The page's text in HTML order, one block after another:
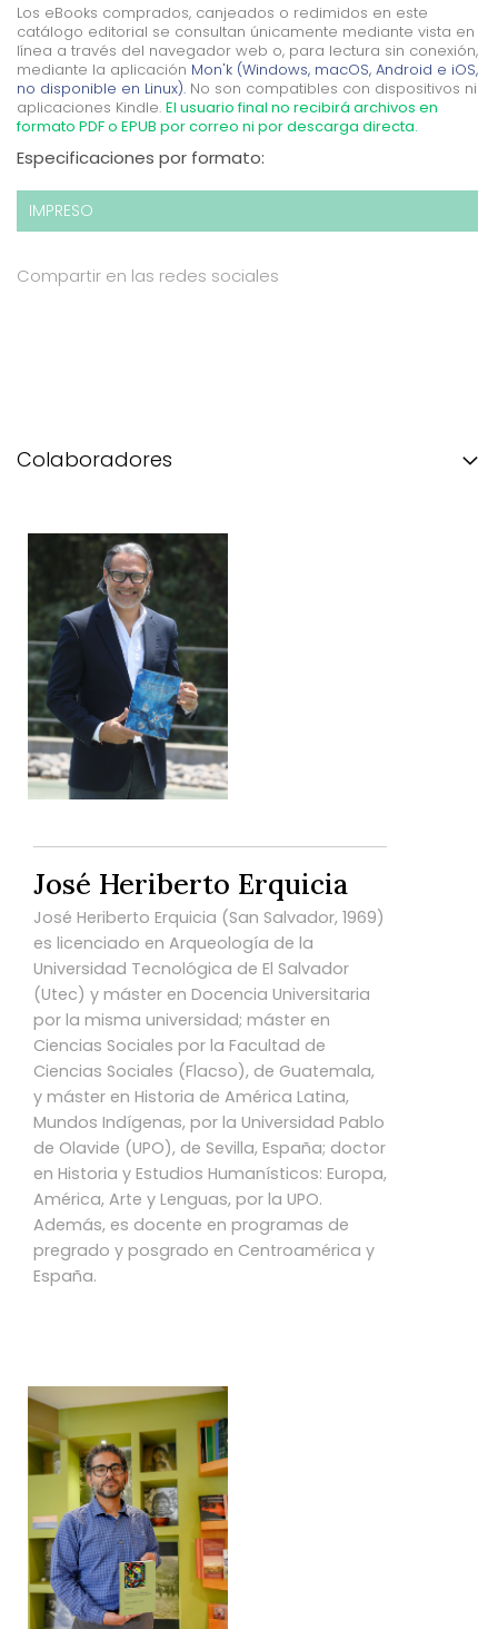
Los eBooks comprados, canjeados o redimidos en este
catálogo editorial se consultan únicamente mediante vista en
línea a través del navegador web o, para lectura sin conexión,
mediante la aplicación Mon'k (Windows, macOS, Android e iOS,
no disponible en Linux). No son compatibles con dispositivos ni
aplicaciones Kindle. El usuario final no recibirá archivos en
formato PDF o EPUB por correo ni por descarga directa.
Especificaciones por formato:
IMPRESO
Compartir en las redes sociales
Colaboradores
José Heriberto Erquicia
José Heriberto Erquicia (San Salvador, 1969)
es licenciado en Arqueología de la
Universidad Tecnológica de El Salvador
(Utec) y máster en Docencia Universitaria
por la misma universidad; máster en
Ciencias Sociales por la Facultad de
Ciencias Sociales (Flacso), de Guatemala,
y máster en Historia de América Latina,
Mundos Indígenas, por la Universidad Pablo
de Olavide (UPO), de Sevilla, España; doctor
en Historia y Estudios Humanísticos: Europa,
América, Arte y Lenguas, por la UPO.
Además, es docente en programas de
pregrado y posgrado en Centroamérica y
España.